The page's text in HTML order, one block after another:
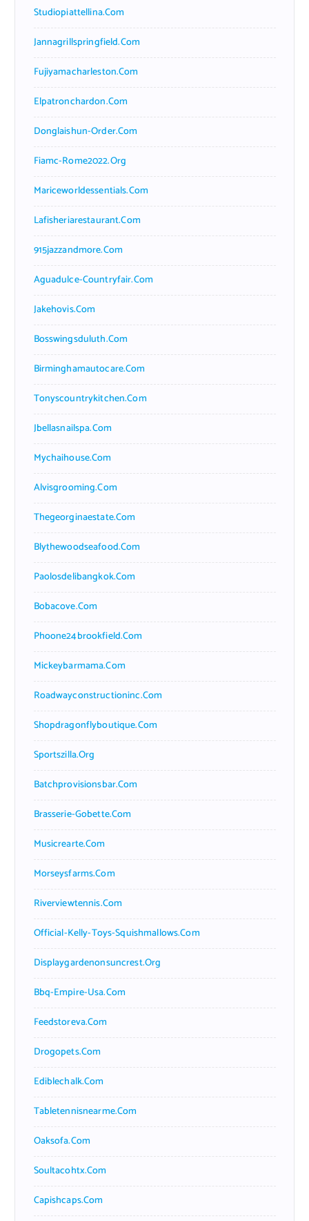
Studiopiattellina.com
Jannagrillspringfield.com
Fujiyamacharleston.com
Elpatronchardon.com
Donglaishun-Order.com
Fiamc-Rome2022.org
Mariceworldessentials.com
Lafisheriarestaurant.com
915jazzandmore.com
Aguadulce-Countryfair.com
Jakehovis.com
Bosswingsduluth.com
Birminghamautocare.com
Tonyscountrykitchen.com
Jbellasnailspa.com
Mychaihouse.com
Alvisgrooming.com
Thegeorginaestate.com
Blythewoodseafood.com
Paolosdelibangkok.com
Bobacove.com
Phoone24brookfield.com
Mickeybarmama.com
Roadwayconstructioninc.com
Shopdragonflyboutique.com
Sportszilla.org
Batchprovisionsbar.com
Brasserie-Gobette.com
Musicrearte.com
Morseysfarms.com
Riverviewtennis.com
Official-Kelly-Toys-Squishmallows.com
Displaygardenonsuncrest.org
Bbq-Empire-Usa.com
Feedstoreva.com
Drogopets.com
Ediblechalk.com
Tabletennisnearme.com
Oaksofa.com
Soultacohtx.com
Capishcaps.com